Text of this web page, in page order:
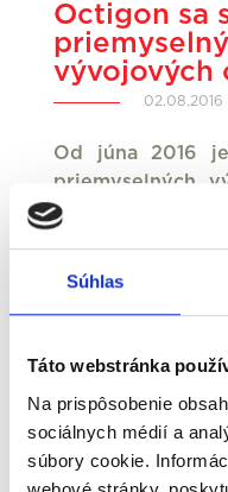
Súhlas
Táto webstránka
Na prispôsobenie
sociálnych médií a
súbory cookie.
Octigon sa
vývojových
02.08.2016
Od júna 2016
priemyselných
organizácií
založené na
súvisiace činnosti.
Nakoľko Octigon
projektov